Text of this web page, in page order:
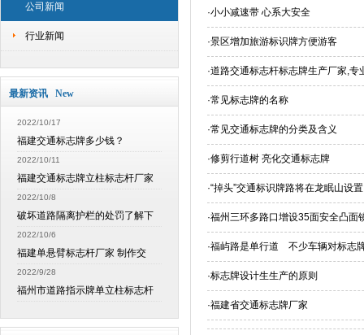
公司新闻
行业新闻
最新资讯 New
2022/10/17
福建交通标志牌多少钱？
2022/10/11
福建交通标志牌立柱标志杆厂家
2022/10/8
破坏道路隔离护栏的处罚了解下
2022/10/6
福建单悬臂标志杆厂家 制作交
2022/9/28
福州市道路指示牌单立柱标志杆
·小小减速带 心系大安全
·景区增加旅游标识牌方便游客
·道路交通标志杆标志牌生产厂家,专
·常见标志牌的名称
·常见交通标志牌的分类及含义
·修剪行道树 亮化交通标志牌
·“掉头”交通标识牌路将在龙眠山设置
·福州三环多路口增设35面安全凸面
·福屿路是单行道 不少车辆对标志
·标志牌设计生生产的原则
·福建省交通标志牌厂家